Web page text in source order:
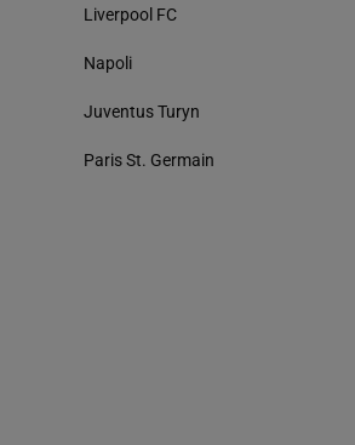
Liverpool FC
Napoli
Juventus Turyn
Paris St. Germain